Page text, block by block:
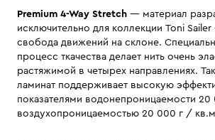
Premium 4-Way Stretch — материал
исключительно для коллекции Toni
свобода движений на склоне.
процесс ткачества делает нить очень
растяжимой в четырех направлениях.
ламинат поддерживает высокую
показателями водонепроницаемости
воздухопроницаемостью 20 000 г /